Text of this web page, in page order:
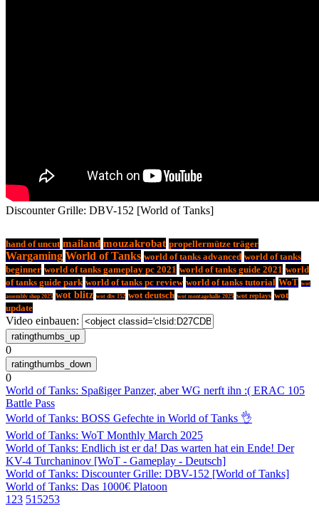
Discounter Grille: DBV-152 [World of Tanks]
hand of uncut mailand mouzakrobat propellermütze träger
Wargaming World of Tanks world of tanks advanced world of tanks
beginner world of tanks gameplay pc 2021 world of tanks guide 2021 world
of tanks guide park world of tanks pc review world of tanks tutorial WoT wot
assembly shop 2025 wot blitz wot dbv 152 wot deutsch wot montagehalle 2025 wot replays wot
update
Video einbauen:
0
0
World of Tanks: Spaßiger Panzer, aber WG nerft ihn :( ERAC 105
Battle Pass
World of Tanks: BOSS Gefechte in World of Tanks 👌
World of Tanks: WoT Monthly March 2025
World of Tanks: Endlich ist er da! Das warten hat ein Ende! Der
KV-4 Turchaninov [WoT - Gameplay - Deutsch]
World of Tanks: Discounter Grille: DBV-152 [World of Tanks]
World of Tanks: Das 1000€ Platoon
1 23 51 5253